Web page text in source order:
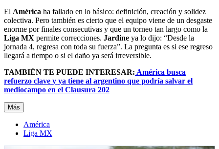
El América ha fallado en lo básico: definición, creación y solidez
colectiva. Pero también es cierto que el equipo viene de un desgaste
enorme por finales consecutivas y que un torneo tan largo como la
Liga MX permite correcciones. Jardine ya lo dijo: “Desde la
jornada 4, regresa con toda su fuerza”. La pregunta es si ese regreso
llegará a tiempo o si el daño ya será irreversible.
TAMBIÉN TE PUEDE INTERESAR: América busca
refuerzo clave y ya tiene al argentino que podría salvar el
mediocampo en el Clausura 202
Más
América
Liga MX